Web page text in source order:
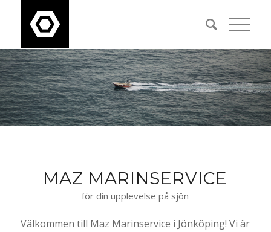
MAZ MARINSERVICE
för din upplevelse på sjön
Välkommen till Maz Marinservice i Jönköping! Vi är